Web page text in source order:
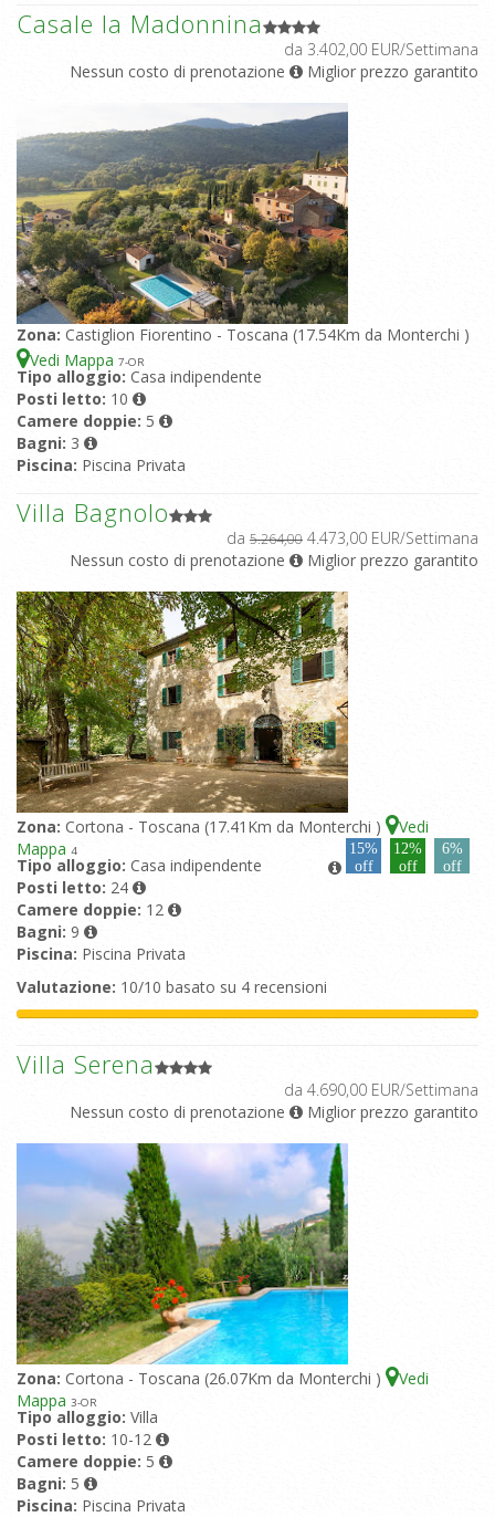
Casale la Madonnina
da 3.402,00 EUR/Settimana
Nessun costo di prenotazione
Miglior prezzo garantito
Zona: Castiglion Fiorentino - Toscana (17.54Km da Monterchi )
Vedi Mappa 7-OR
Tipo alloggio: Casa indipendente
Posti letto: 10
Camere doppie: 5
Bagni: 3
Piscina: Piscina Privata
Villa Bagnolo
da 5.264,00 4.473,00 EUR/Settimana
Nessun costo di prenotazione
Miglior prezzo garantito
Zona: Cortona - Toscana (17.41Km da Monterchi )
Vedi
Mappa 4
15%
off
12%
off
6%
off
Tipo alloggio: Casa indipendente
Posti letto: 24
Camere doppie: 12
Bagni: 9
Piscina: Piscina Privata
Valutazione: 10/10 basato su 4 recensioni
Villa Serena
da 4.690,00 EUR/Settimana
Nessun costo di prenotazione
Miglior prezzo garantito
Zona: Cortona - Toscana (26.07Km da Monterchi )
Vedi
Mappa 3-OR
Tipo alloggio: Villa
Posti letto: 10-12
Camere doppie: 5
Bagni: 5
Piscina: Piscina Privata